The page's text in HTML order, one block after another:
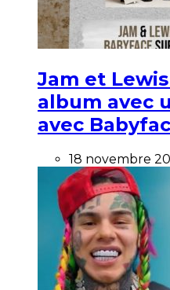
Jam et
album avec
avec
18 novembre